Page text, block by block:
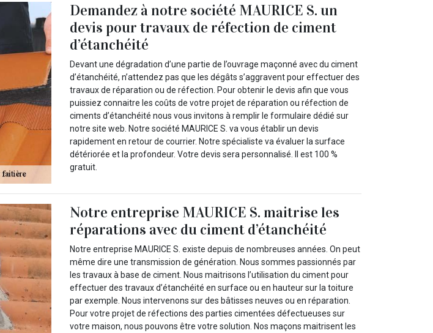
Demandez à notre société MAURICE S. un
devis pour travaux de réfection de ciment
d’étanchéité
Devant une dégradation d’une partie de l’ouvrage maçonné avec du ciment
d’étanchéité, n’attendez pas que les dégâts s’aggravent pour effectuer des
travaux de réparation ou de réfection. Pour obtenir le devis afin que vous
puissiez connaitre les coûts de votre projet de réparation ou réfection de
ciments d’étanchéité nous vous invitons à remplir le formulaire dédié sur
notre site web. Notre société MAURICE S. va vous établir un devis
rapidement en retour de courrier. Notre spécialiste va évaluer la surface
détériorée et la profondeur. Votre devis sera personnalisé. Il est 100 %
gratuit.
Notre entreprise MAURICE S. maitrise les
réparations avec du ciment d’étanchéité
Notre entreprise MAURICE S. existe depuis de nombreuses années. On peut
même dire une transmission de génération. Nous sommes passionnés par
les travaux à base de ciment. Nous maitrisons l’utilisation du ciment pour
effectuer des travaux d’étanchéité en surface ou en hauteur sur la toiture
par exemple. Nous intervenons sur des bâtisses neuves ou en réparation.
Pour votre projet de réfections des parties cimentées défectueuses sur
votre maison, nous pouvons être votre solution. Nos maçons maitrisent les